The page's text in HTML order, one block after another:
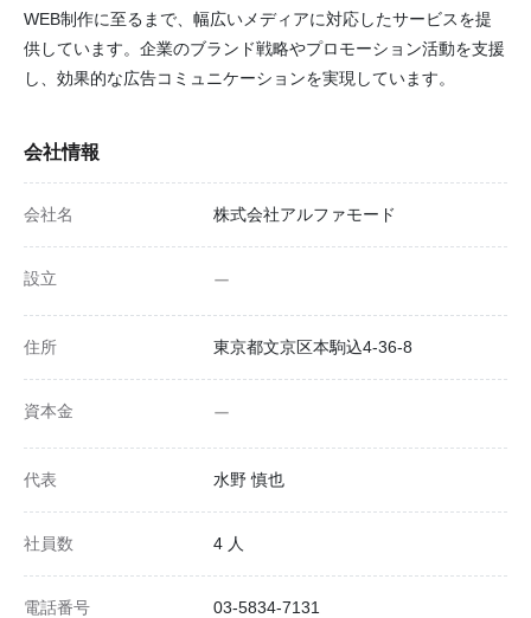
WEB制作に至るまで、幅広いメディアに対応したサービスを提
供しています。企業のブランド戦略やプロモーション活動を支援
し、効果的な広告コミュニケーションを実現しています。
会社情報
会社名 株式会社アルファモード
設立 ー
住所 東京都文京区本駒込4-36-8
資本金 ー
代表 水野 慎也
社員数 4 人
電話番号 03-5834-7131